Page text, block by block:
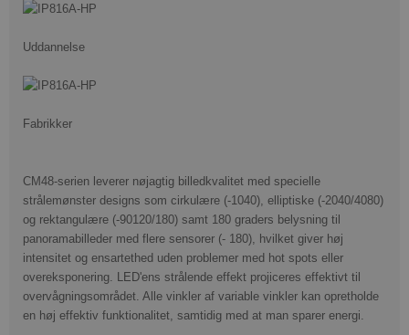
Uddannelse
Fabrikker
CM48-serien leverer nøjagtig billedkvalitet med specielle
strålemønster designs som cirkulære (-1040), elliptiske (-2040/4080)
og rektangulære (-90120/180) samt 180 graders belysning til
panoramabilleder med flere sensorer (- 180), hvilket giver høj
intensitet og ensartethed uden problemer med hot spots eller
overeksponering.
LED'ens strålende effekt projiceres effektivt til
overvågningsområdet. Alle vinkler af variable vinkler kan opretholde
en høj effektiv funktionalitet, samtidig med at man sparer energi.